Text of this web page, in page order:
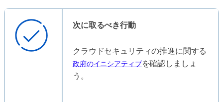
次に取るべき行動
クラウドセキュリティの推進に関する
政府のイニシアティブを確認しましょ
う。